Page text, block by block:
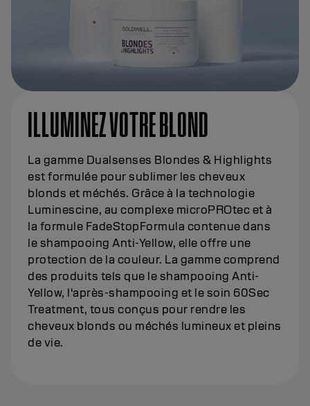
ILLUMINEZ VOTRE BLOND
La gamme Dualsenses Blondes & Highlights
est formulée pour sublimer les cheveux
blonds et méchés. Grâce à la technologie
Luminescine, au complexe microPROtec et à
la formule FadeStopFormula contenue dans
le shampooing Anti-Yellow, elle offre une
protection de la couleur. La gamme comprend
des produits tels que le shampooing Anti-
Yellow, l'après-shampooing et le soin 60Sec
Treatment, tous conçus pour rendre les
cheveux blonds ou méchés lumineux et pleins
de vie.